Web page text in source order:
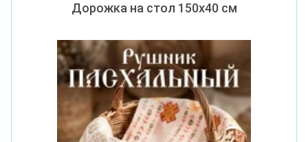
Дорожка на стол 150х40 см